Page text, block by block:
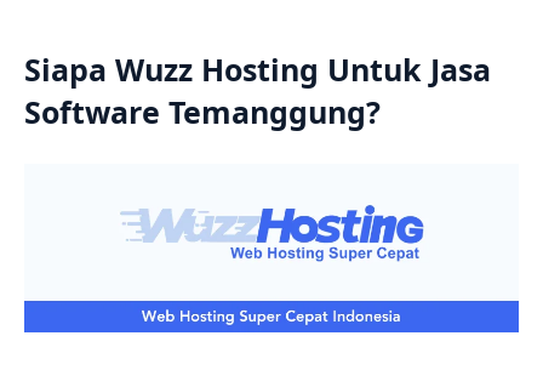
Siapa Wuzz Hosting Untuk Jasa
Software Temanggung?